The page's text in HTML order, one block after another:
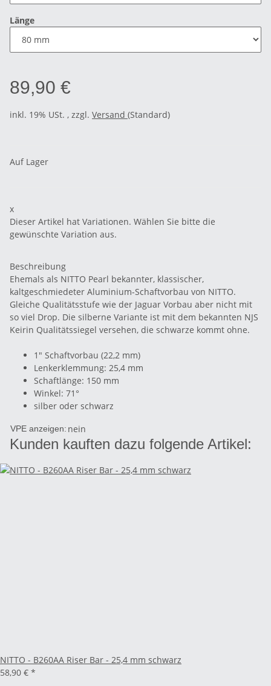
Länge
89,90 €
inkl. 19% USt. , zzgl. Versand (Standard)
Auf Lager
x
Dieser Artikel hat Variationen. Wählen Sie bitte die
gewünschte Variation aus.
Beschreibung
Ehemals als NITTO Pearl bekannter, klassischer,
kaltgeschmiedeter Aluminium-Schaftvorbau von NITTO.
Gleiche Qualitätsstufe wie der Jaguar Vorbau aber nicht mit
so viel Drop. Die silberne Variante ist mit dem bekannten NJS
Keirin Qualitätssiegel versehen, die schwarze kommt ohne.
1" Schaftvorbau (22,2 mm)
Lenkerklemmung: 25,4 mm
Schaftlänge: 150 mm
Winkel: 71°
silber oder schwarz
VPE anzeigen: nein
Kunden kauften dazu folgende Artikel:
NITTO - B260AA Riser Bar - 25,4 mm schwarz
58,90 € *